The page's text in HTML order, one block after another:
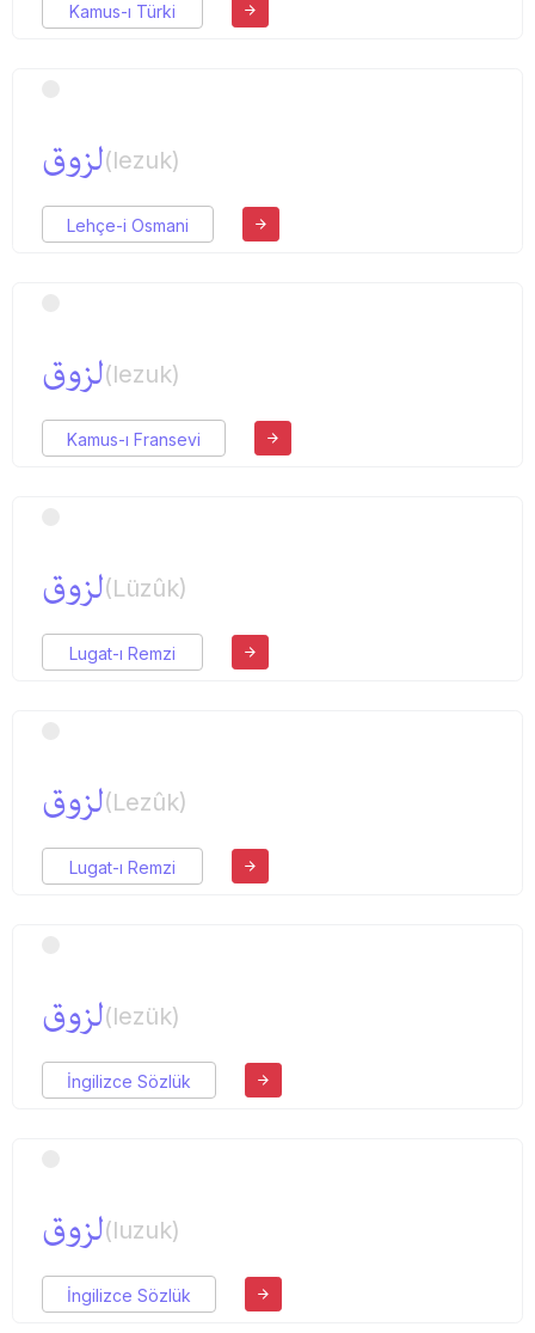
Kamus-ı Türki
لزوق(lezuk)
Lehçe-i Osmani
لزوق(lezuk)
Kamus-ı Fransevi
لزوق(Lüzûk)
Lugat-ı Remzi
لزوق(Lezûk)
Lugat-ı Remzi
لزوق(lezük)
İngilizce Sözlük
لزوق(luzuk)
İngilizce Sözlük